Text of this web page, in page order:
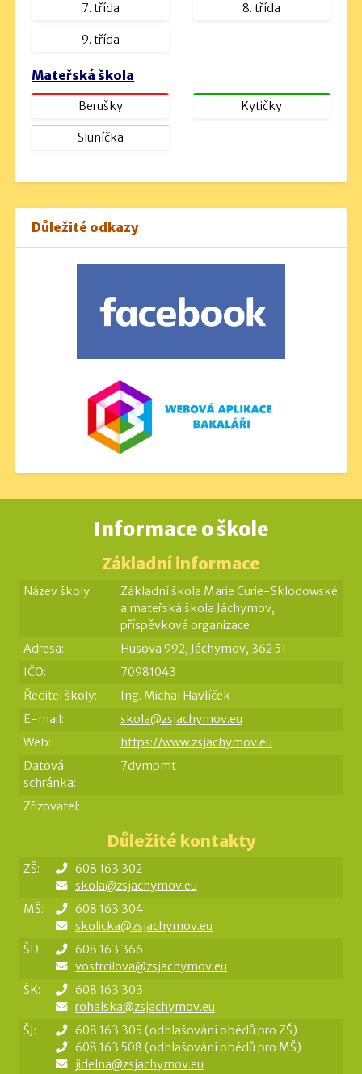
7. třída 8. třída
9. třída
Mateřská škola
Berušky Kytičky
Sluníčka
Důležité odkazy
Informace o škole
Základní informace
Název školy:
Základní škola Marie Curie-Sklodowské
a mateřská škola Jáchymov,
příspěvková organizace
Adresa:
Husova 992, Jáchymov, 362 51
IČO:
70981043
Ředitel školy:
Ing. Michal Havlíček
E-mail:
skola@zsjachymov.eu
Web:
https://www.zsjachymov.eu
Datová
schránka:
7dvmpmt
Zřizovatel:
Důležité kontakty
ZŠ:
608 163 302
skola@zsjachymov.eu
MŠ:
608 163 304
skolicka@zsjachymov.eu
ŠD:
608 163 366
vostrcilova@zsjachymov.eu
ŠK:
608 163 303
rohalska@zsjachymov.eu
ŠJ:
608 163 305 (odhlašování obědů pro ZŠ)
608 163 508 (odhlašování obědů pro MŠ)
jidelna@zsjachymov.eu